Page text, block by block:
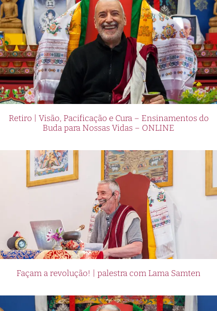
Retiro | Visão, Pacificação e Cura – Ensinamentos do
Buda para Nossas Vidas – ONLINE
Façam a revolução! | palestra com Lama Samten